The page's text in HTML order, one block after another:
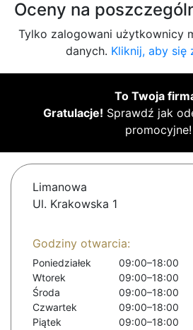
Oceny na
Tylko zalogowani użytkownicy
danych. Kliknij, aby się
To Twoja
Gratulacje! Sprawdź jak
promocyjne!
Limanowa
Ul. Krakowska 1
Godziny otwarcia:
Poniedziałek
09:00–18:00
Wtorek
09:00–18:00
Środa
09:00–18:00
Czwartek
09:00–18:00
Piątek
09:00–18:00